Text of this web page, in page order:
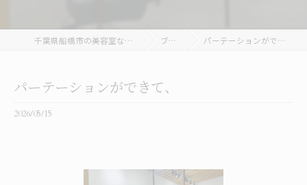
千葉県船橋市の美容室ならJOIE ブログ パーテーションができて、
パーテーションができて、
2026/05/15